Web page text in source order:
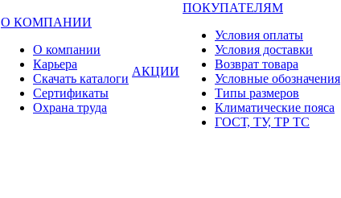
О КОМПАНИИ
О компании
Карьера
Cкачать каталоги
Сертификаты
Охрана труда
АКЦИИ
ПОКУПАТЕЛЯМ
Условия оплаты
Условия доставки
Возврат товара
Условные обозначения
Типы размеров
Климатические пояса
ГОСТ, ТУ, ТР ТС